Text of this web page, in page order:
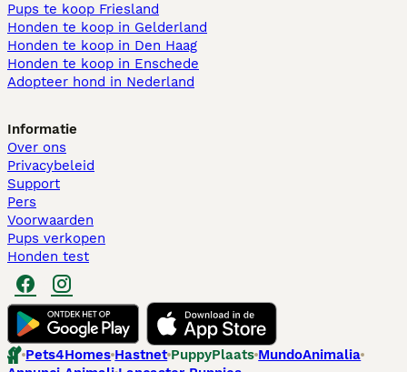
Pups te koop Friesland​
Honden te koop in Gelderland
Honden te koop in Den Haag
Honden te koop in Enschede
Adopteer hond in Nederland
Informatie
Over ons
Privacybeleid
Support
Pers
Voorwaarden
Pups verkopen
Honden test
Pets4Homes Hastnet PuppyPlaats MundoAnimalia